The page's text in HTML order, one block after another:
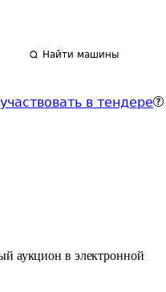
Найти машины
в тендере
аукцион в электронной